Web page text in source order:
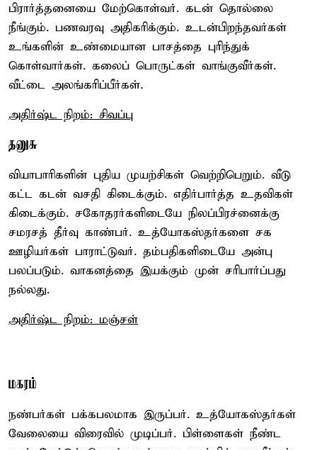
பிரார்த்தனையை மேற்கொள்வர். கடன் தொல்லை
நீங்கும். பணவரவு அதிகரிக்கும். உடன்பிறந்தவர்கள்
உங்களின் உண்மையான பாசத்தை புரிந்துக்
கொள்வார்கள். கலைப் பொருட்கள் வாங்குவீர்கள்.
வீட்டை அலங்கரிப்பீர்கள்.
அதிர்ஷ்ட நிறம்: சிவப்பு
தனுசு
வியாபாரிகளின் புதிய முயற்சிகள் வெற்றிபெறும். வீடு
கட்ட கடன் வசதி கிடைக்கும். எதிர்பார்த்த உதவிகள்
கிடைக்கும். சகோதரர்களிடையே நிலப்பிரச்னைக்கு
சமரசத் தீர்வு காண்பர். உத்யோகஸ்தர்களை சக
ஊழியர்கள் பாராட்டுவர். தம்பதிகளிடையே அன்பு
பலப்படும். வாகனத்தை இயக்கும் முன் சரிபார்ப்பது
நல்லது.
அதிர்ஷ்ட நிறம்: மஞ்சள்
மகரம்
நண்பர்கள் பக்கபலமாக இருப்பர். உத்யோகஸ்தர்கள்
வேலையை விரைவில் முடிப்பர். பிள்ளைகள் நீண்ட